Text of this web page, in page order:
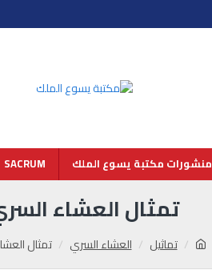
منشورات مكتبة يسوع الملك SACRUM
تماثيل العشاء السري تمثال
تمثال العشاء